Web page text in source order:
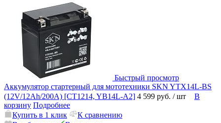
Быстрый просмотр
Аккумулятор стартерный для мототехники SKN YTX14L-BS
(12V/12Ah/200А) [CT1214, YB14L-A2] 4 599 руб. / шт
В
корзину Подробнее
Купить в 1 клик
К сравнению